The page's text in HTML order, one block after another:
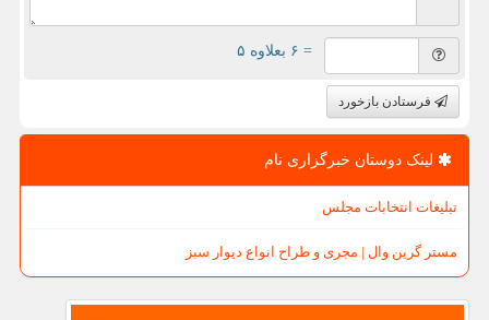
= ۶ بعلاوه ۵
فرستادن بازخورد
لینک دوستان خبرگزاری نام
تبلیغات انتخابات مجلس
مستر گرین وال | مجری و طراح انواع دیوار سبز